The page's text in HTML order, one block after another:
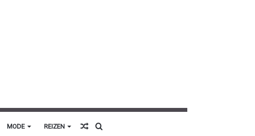
MODE REIZEN Willekeurig